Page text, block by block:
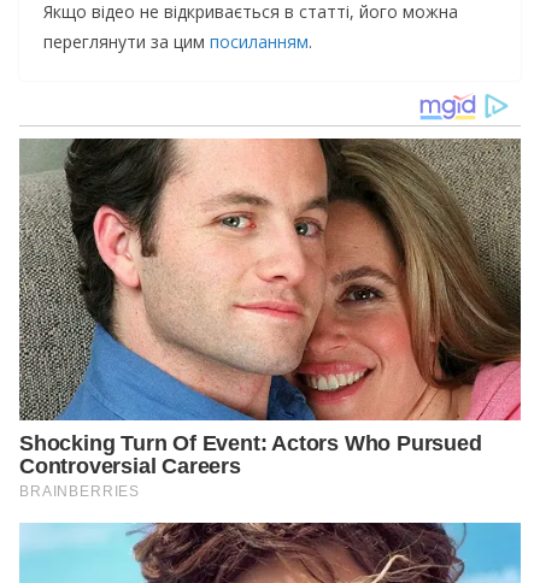
Якщо відео не відкривається в статті, його можна
переглянути за цим посиланням.